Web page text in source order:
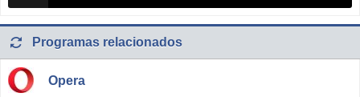
Programas relacionados
Opera